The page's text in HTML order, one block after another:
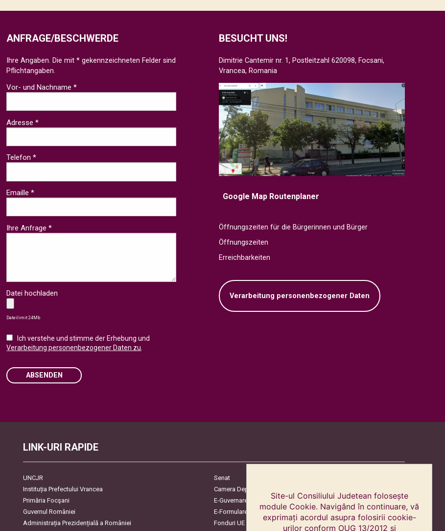
BESUCHT UNS!
Dimitrie Cantemir nr. 1, Postleitzahl 620098, Focsani,
Vrancea, Romania
Google Map Routenplaner
Öffnungszeiten für die Bürgerinnen und Bürger
Öffnungszeiten
Erreichbarkeiten
Verarbeitung personenbezogener Daten
ANFRAGE/BESCHWERDE
Ihre Angaben. Die mit * gekennzeichneten Felder sind
Pflichtangaben.
Vor- und Nachname *
Adresse *
Telefon *
Emaille *
Ihre Anfrage *
Datei hochladen
Dateilimit 24Mb
Ich verstehe und stimme der Erhebung und
Verarbeitung personenbezogener Daten zu.
ABSENDEN
LINK-URI RAPIDE
UNCJR
Senat
Instituția Prefectului Vrancea
Camera Deputaților
Primăria Focşani
E-Guvernare
Guvernul României
E-Formulare
Administrația Prezidențială a României
Fonduri UE
Site-ul Consiliului Judetean folosește
module Cookie. Navigând în continuare, vă
exprimați acordul asupra folosirii cookie-
urilor conform OUG 13/2012 și